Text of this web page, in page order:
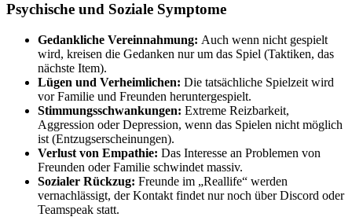
Psychische und Soziale Symptome
Gedankliche Vereinnahmung: Auch wenn nicht gespielt
wird, kreisen die Gedanken nur um das Spiel (Taktiken, das
nächste Item).
Lügen und Verheimlichen: Die tatsächliche Spielzeit wird
vor Familie und Freunden heruntergespielt.
Stimmungsschwankungen: Extreme Reizbarkeit,
Aggression oder Depression, wenn das Spielen nicht möglich
ist (Entzugserscheinungen).
Verlust von Empathie: Das Interesse an Problemen von
Freunden oder Familie schwindet massiv.
Sozialer Rückzug: Freunde im „Reallife“ werden
vernachlässigt, der Kontakt findet nur noch über Discord oder
Teamspeak statt.